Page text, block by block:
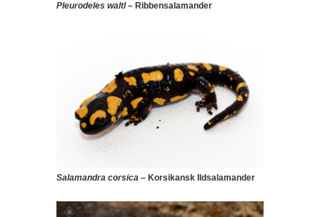
Pleurodeles waltl– Ribbensalamander
Salamandra corsica – Korsikansk Ildsalamander